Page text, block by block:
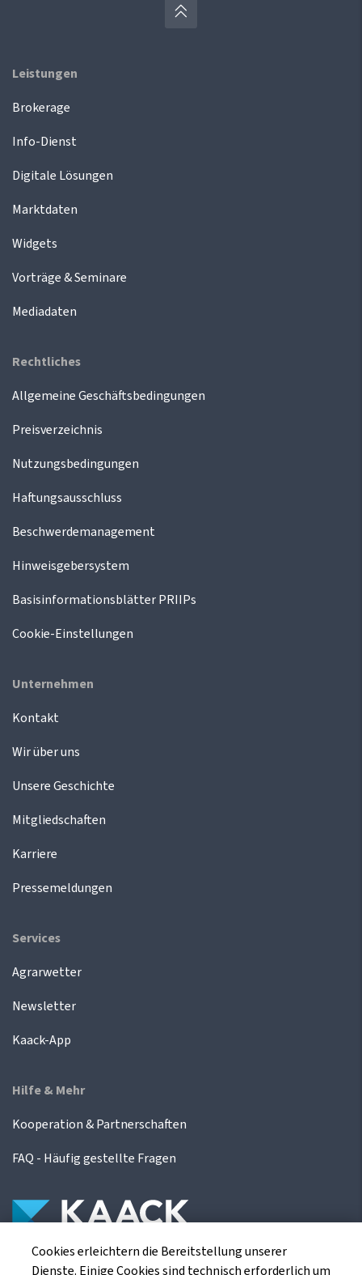
Leistungen
Brokerage
Info-Dienst
Digitale Lösungen
Marktdaten
Widgets
Vorträge & Seminare
Mediadaten
Rechtliches
Allgemeine Geschäftsbedingungen
Preisverzeichnis
Nutzungsbedingungen
Haftungsausschluss
Beschwerdemanagement
Hinweisgebersystem
Basisinformationsblätter PRIIPs
Cookie-Einstellungen
Unternehmen
Kontakt
Wir über uns
Unsere Geschichte
Mitgliedschaften
Karriere
Pressemeldungen
Services
Agrarwetter
Newsletter
Kaack-App
Hilfe & Mehr
Kooperation & Partnerschaften
FAQ - Häufig gestellte Fragen
Die Kaack Terminhandel GmbH ist ein
Cookies erleichtern die Bereitstellung unserer
Dienste. Einige Cookies sind technisch erforderlich um